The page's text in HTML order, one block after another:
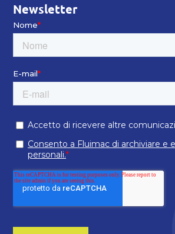
Newsletter